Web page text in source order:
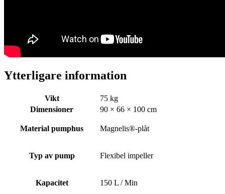
Ytterligare information
Vikt
75 kg
Dimensioner
90 × 66 × 100 cm
Material pumphus Magnelis®-plåt
Typ av pump Flexibel impeller
Kapacitet 150 L / Min